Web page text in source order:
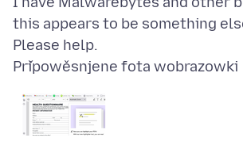
this appears to be something
Připowěsnjene fota wobrazowki